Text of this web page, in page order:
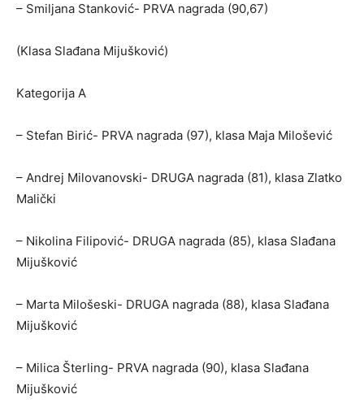
– Smiljana Stanković- PRVA nagrada (90,67)
(Klasa Slađana Mijušković)
Kategorija A
– Stefan Birić- PRVA nagrada (97), klasa Maja Milošević
– Andrej Milovanovski- DRUGA nagrada (81), klasa Zlatko
Malički
– Nikolina Filipović- DRUGA nagrada (85), klasa Slađana
Mijušković
– Marta Milošeski- DRUGA nagrada (88), klasa Slađana
Mijušković
– Milica Šterling- PRVA nagrada (90), klasa Slađana
Mijušković